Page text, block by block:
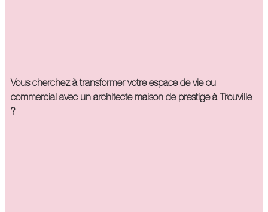
Vous cherchez à transformer votre espace de vie ou
commercial avec un architecte maison de prestige à Trouville
?